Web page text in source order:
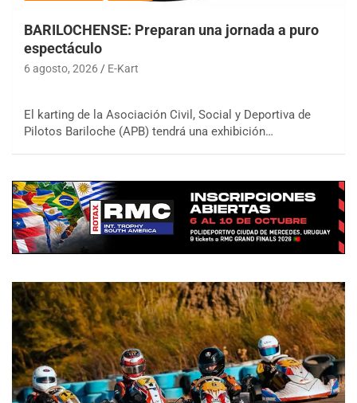
BARILOCHENSE: Preparan una jornada a puro
espectáculo
6 agosto, 2026 E-Kart
El karting de la Asociación Civil, Social y Deportiva de
Pilotos Bariloche (APB) tendrá una exhibición…